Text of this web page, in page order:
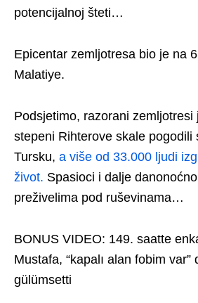
potencijalnoj šteti…
Epicentar zemljotresa bio je na
Malatiye.
Podsjetimo, razorani zemljotresi
stepeni Rihterove skale pogodili
Tursku, a više od 33.000 ljudi
život. Spasioci i dalje
preživelima pod ruševinama…
BONUS VIDEO: 149. saatte
Mustafa, “kapalı alan fobim var”
gülümsetti